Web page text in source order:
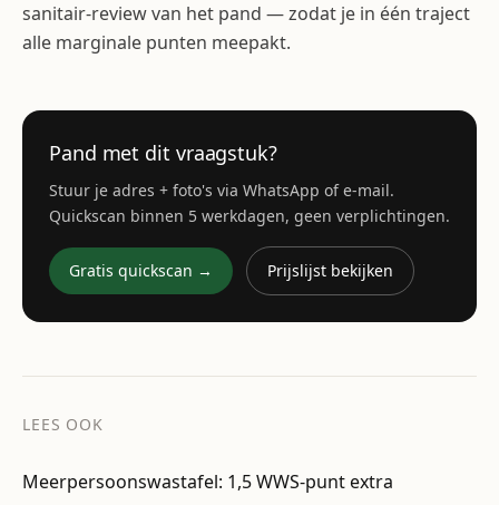
sanitair-review van het pand — zodat je in één traject
alle marginale punten meepakt.
Pand met dit vraagstuk?
Stuur je adres + foto's via WhatsApp of e-mail.
Quickscan binnen 5 werkdagen, geen verplichtingen.
Gratis quickscan → Prijslijst bekijken
LEES OOK
Meerpersoonswastafel: 1,5 WWS-punt extra